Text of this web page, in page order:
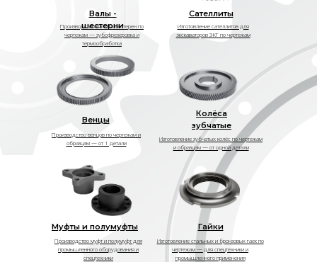
Валы -
шестерни
Сателлиты
Производство валов‑шестерен по
чертежам — зубофрезеровка и
термообработка
Изготовление сателлитов для
экскаваторов ЭКГ по чертежам
Венцы
Колёса
зубчатые
Муфты и полумуфты Гайки
Производство венцов по чертежам и
образцам — от 1 детали
Изготовление зубчатых колёс по чертежам
и образцам — от одной детали
Производство муфт и полумуфт для
промышленного оборудования и
спецтехники
Изготовление стальных и бронзовых гаек по
чертежам — для спецтехники и
промышленного применения